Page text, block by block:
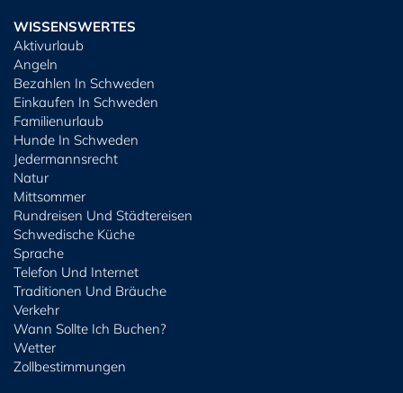
WISSENSWERTES
Aktivurlaub
Angeln
Bezahlen In Schweden
Einkaufen In Schweden
Familienurlaub
Hunde In Schweden
Jedermannsrecht
Natur
Mittsommer
Rundreisen Und Städtereisen
Schwedische Küche
Sprache
Telefon Und Internet
Traditionen Und Bräuche
Verkehr
Wann Sollte Ich Buchen?
Wetter
Zollbestimmungen